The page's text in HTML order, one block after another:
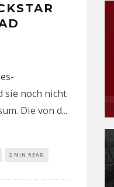
sie noch nicht
Die von d...
2 MIN READ